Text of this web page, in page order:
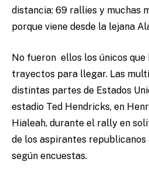
distancia: 69 rallies y muchas
porque viene desde la lejana
No fueron ellos los únicos que
trayectos para llegar. Las
distintas partes de Estados
estadio Ted Hendricks, en
Hialeah, durante el rally en
de los aspirantes republicanos
según encuestas.